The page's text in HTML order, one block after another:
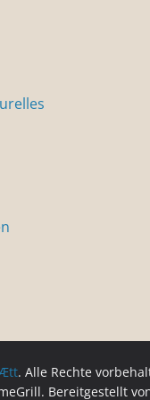
. Alle Rechte
Bereitgestellt